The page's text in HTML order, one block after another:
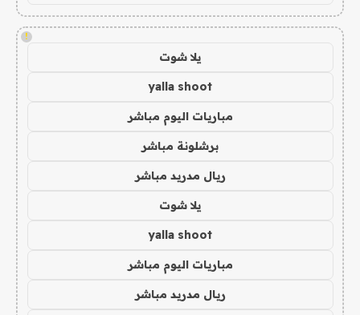
!
يلا شوت
yalla shoot
مباريات اليوم مباشر
برشلونة مباشر
ريال مدريد مباشر
يلا شوت
yalla shoot
مباريات اليوم مباشر
ريال مدريد مباشر